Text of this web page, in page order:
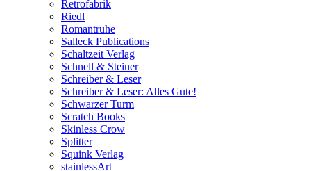
Retrofabrik
Riedl
Romantruhe
Salleck Publications
Schaltzeit Verlag
Schnell & Steiner
Schreiber & Leser
Schreiber & Leser: Alles Gute!
Schwarzer Turm
Scratch Books
Skinless Crow
Splitter
Squink Verlag
stainlessArt